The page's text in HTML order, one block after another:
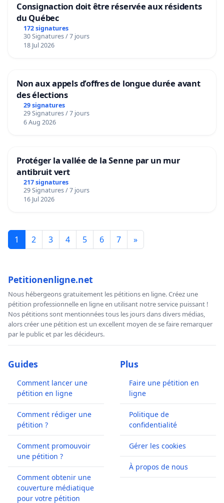
Consignaction doit être réservée aux résidents
du Québec
172 signatures
30 Signatures / 7 jours
18 Jul 2026
Non aux appels d’offres de longue durée avant
des élections
29 signatures
29 Signatures / 7 jours
6 Aug 2026
Protéger la vallée de la Senne par un mur
antibruit vert
217 signatures
29 Signatures / 7 jours
16 Jul 2026
1 2 3 4 5 6 7 »
Petitionenligne.net
Nous hébergeons gratuitement les pétitions en ligne. Créez une
pétition professionnelle en ligne en utilisant notre service puissant !
Nos pétitions sont mentionnées tous les jours dans divers médias,
alors créer une pétition est un excellent moyen de se faire remarquer
par le public et par les décideurs.
Guides
Comment lancer une
pétition en ligne
Comment rédiger une
pétition ?
Comment promouvoir
une pétition ?
Comment obtenir une
couverture médiatique
pour votre pétition
Plus
Faire une pétition en
ligne
Politique de
confidentialité
Gérer les cookies
À propos de nous